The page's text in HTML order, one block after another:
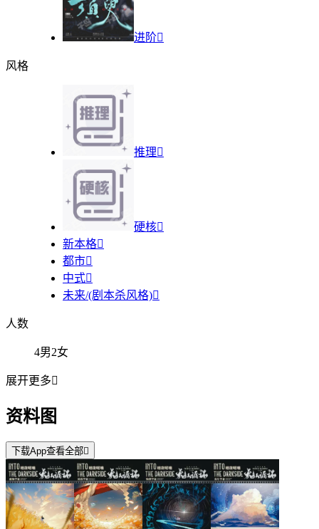
进阶
风格
推理
硬核
新本格
都市
中式
未来/(剧本杀风格)
人数
4男2女
展开更多
资料图
下载App查看全部